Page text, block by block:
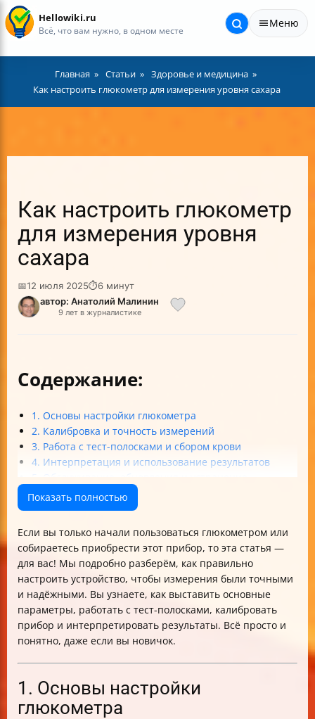
Hellowiki.ru
Всё, что вам нужно, в одном месте
Меню
Главная Статьи
Здоровье и медицина
Как настроить глюкометр для измерения уровня сахара
Как настроить глюкометр
для измерения уровня
сахара
📅12 июля 2025⏱6 минут
автор: Анатолий Малинин
9 лет в журналистике
Содержание:
1. Основы настройки глюкометра
2. Калибровка и точность измерений
3. Работа с тест-полосками и сбором крови
4. Интерпретация и использование результатов
неполадок
Итог
Показать полностью
Если вы только начали пользоваться глюкометром или
собираетесь приобрести этот прибор, то эта статья —
для вас! Мы подробно разберём, как правильно
настроить устройство, чтобы измерения были точными
и надёжными. Вы узнаете, как выставить основные
параметры, работать с тест-полосками, калибровать
прибор и интерпретировать результаты. Всё просто и
понятно, даже если вы новичок.
1. Основы настройки
глюкометра